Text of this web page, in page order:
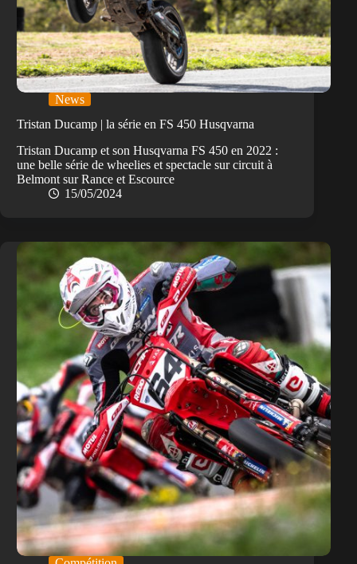
News
Tristan Ducamp | la série en FS 450 Husqvarna
Tristan Ducamp et son Husqvarna FS 450 en 2022 :
une belle série de wheelies et spectacle sur circuit à
Belmont sur Rance et Escource
15/05/2024